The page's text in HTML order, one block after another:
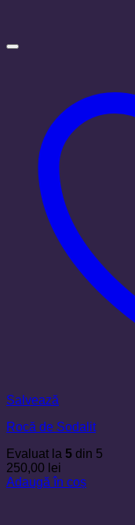
Salvează
Rocă de Sodalit
Evaluat la 5 din 5
250,00 lei
Adaugă în coș